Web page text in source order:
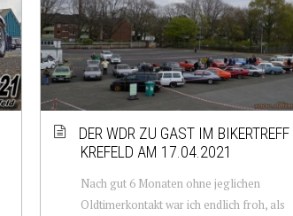
DER WDR ZU GAST IM BIKERTREFF
KREFELD AM 17.04.2021
Nach gut 6 Monaten ohne jeglichen
Oldtimerkontakt war ich endlich froh, als